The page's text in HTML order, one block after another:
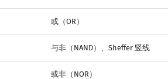
或（OR）
与非（NAND）、Sheffer 竖线
或非（NOR）